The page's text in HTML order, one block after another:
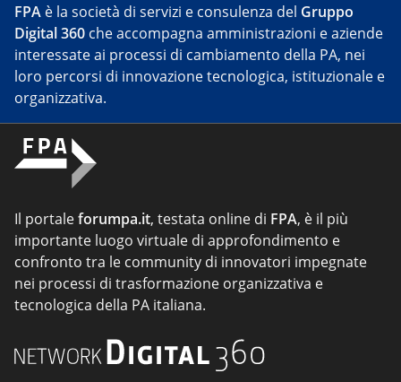
FPA è la società di servizi e consulenza del Gruppo
Digital 360 che accompagna amministrazioni e aziende
interessate ai processi di cambiamento della PA, nei
loro percorsi di innovazione tecnologica, istituzionale e
organizzativa.
Il portaleforumpa.it, testata online di FPA, è il più
importante luogo virtuale di approfondimento e
confronto tra le community di innovatori impegnate
nei processi di trasformazione organizzativa e
tecnologica della PA italiana.